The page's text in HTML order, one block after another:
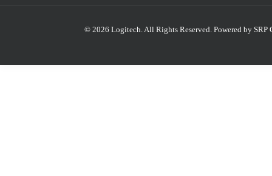
© 2026 Logitech. All Rights Reserved. Powered by